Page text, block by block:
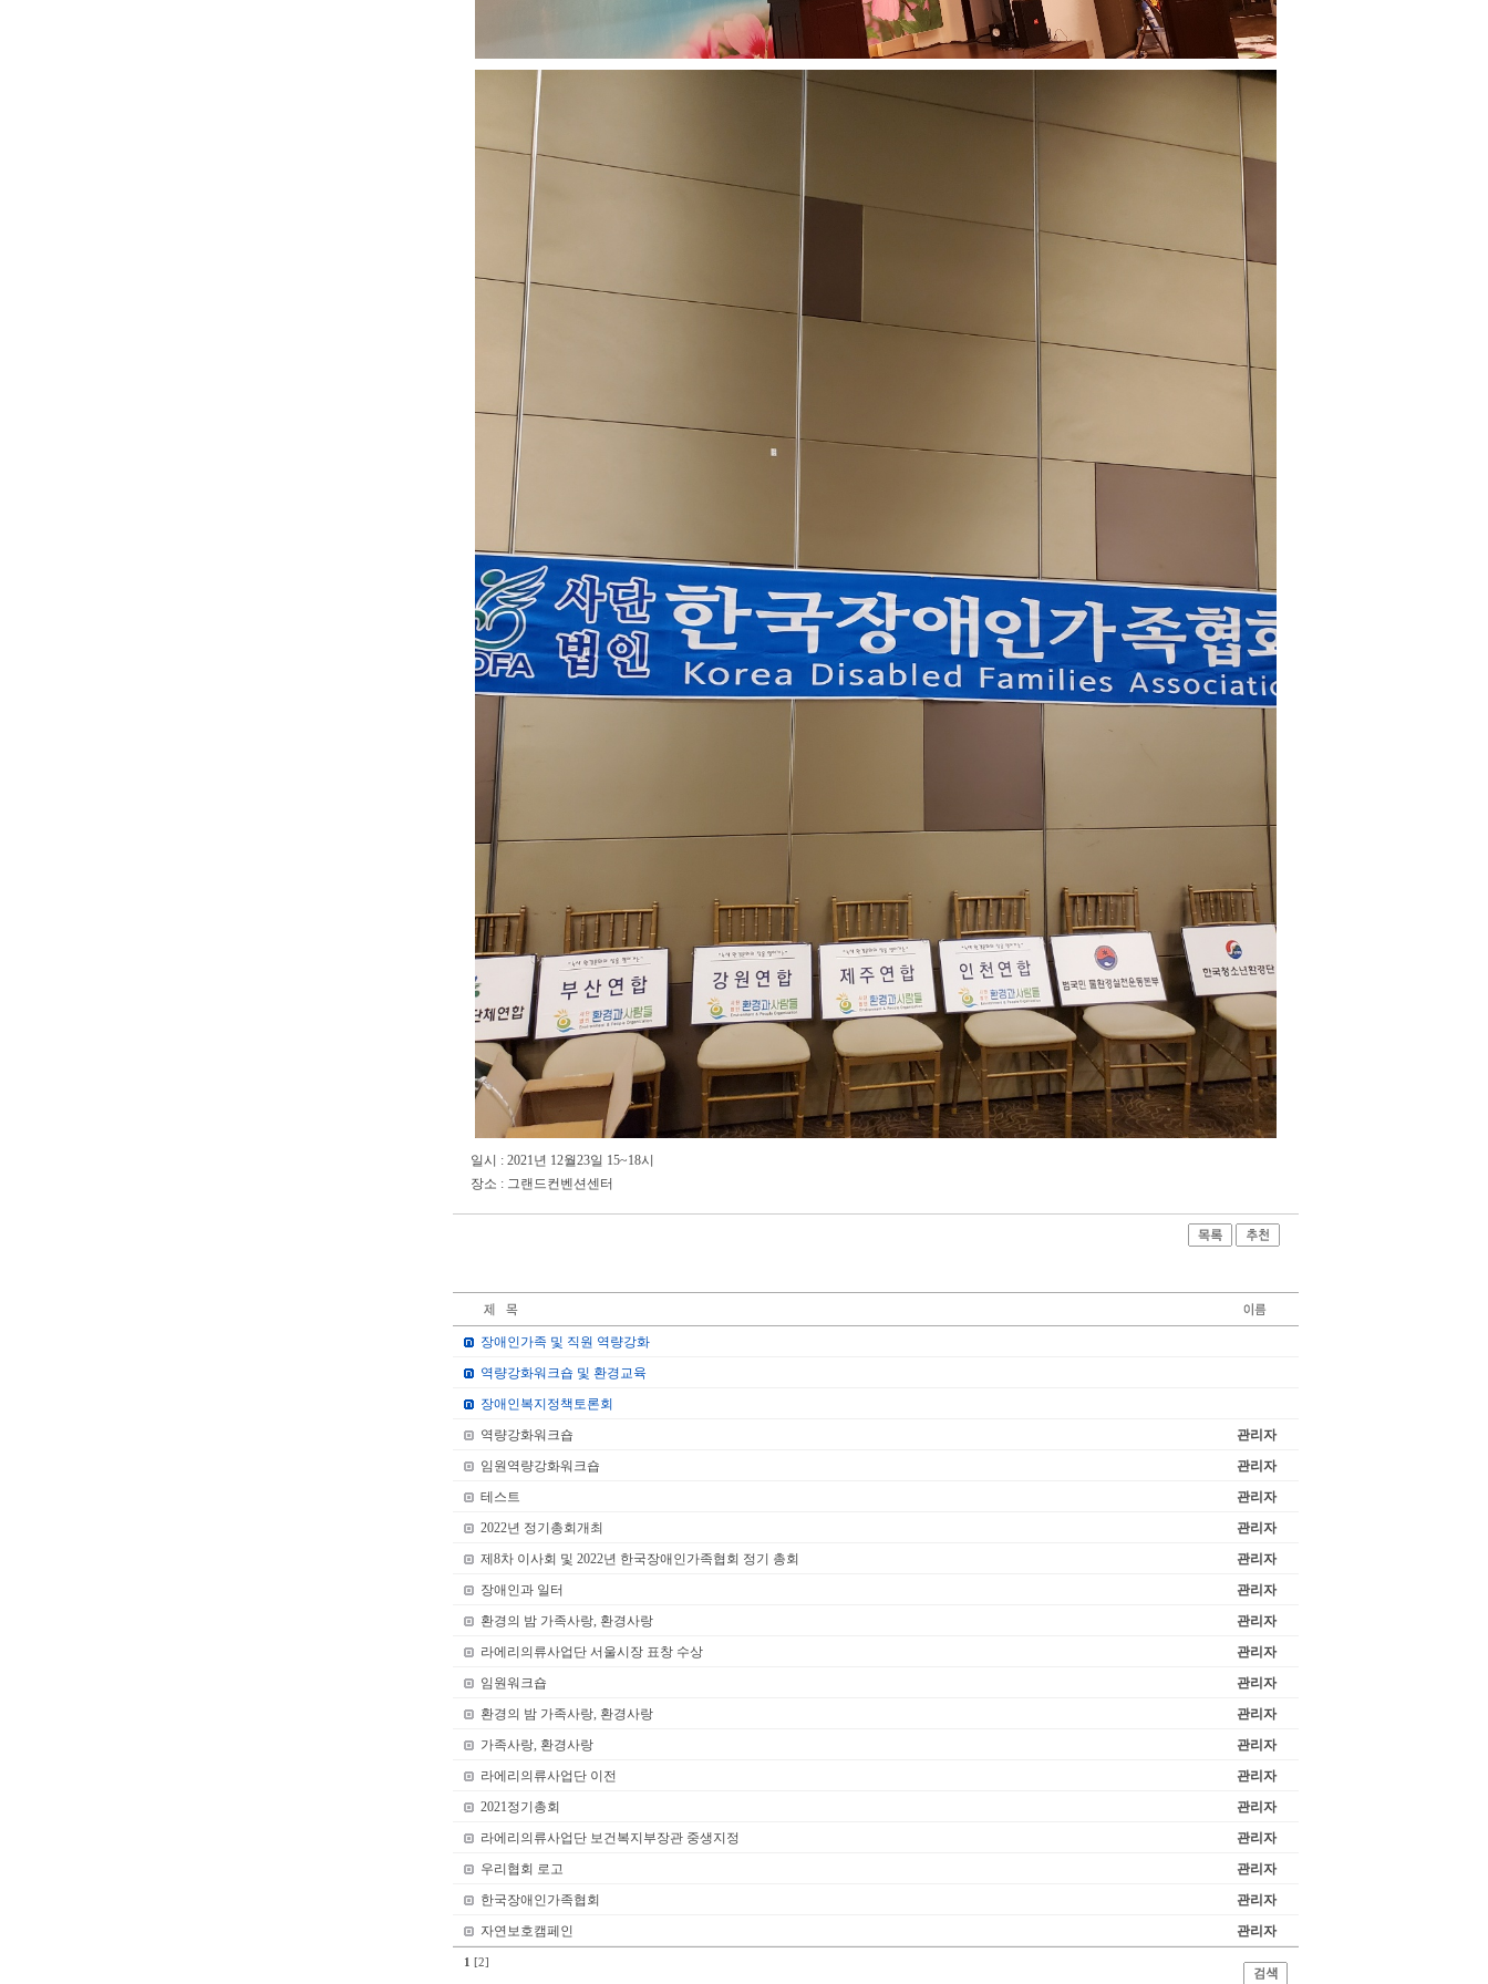
일시 : 2021년 12월23일 15~18시
장소 : 그랜드컨벤션센터
장애인가족 및 직원 역량강화
역량강화워크숍 및 환경교육
장애인복지정책토론회
역량강화워크숍
관리자
임원역량강화워크숍
관리자
테스트
관리자
2022년 정기총회개최
관리자
제8차 이사회 및 2022년 한국장애인가족협회 정기 총회
관리자
장애인과 일터
관리자
환경의 밤 가족사랑, 환경사랑
관리자
라에리의류사업단 서울시장 표창 수상
관리자
임원워크숍
관리자
환경의 밤 가족사랑, 환경사랑
관리자
가족사랑, 환경사랑
관리자
라에리의류사업단 이전
관리자
2021정기총회
관리자
라에리의류사업단 보건복지부장관 중생지정
관리자
우리협회 로고
관리자
한국장애인가족협회
관리자
자연보호캠페인
관리자
1 [2]